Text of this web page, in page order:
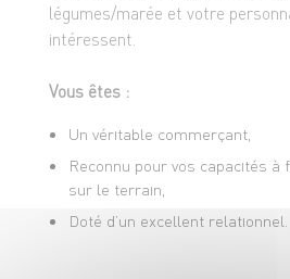
légumes/marée et votre
intéressent.
Vous êtes :
Un véritable commerçant,
Reconnu pour vos capacités à
sur le terrain,
Doté d’un excellent relationnel.